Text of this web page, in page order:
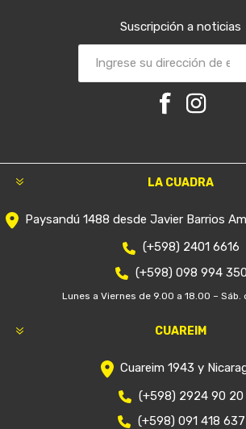
Suscripción a noticias
LA CUADRA
Paysandú 1488 desde Javier Barrios
(+598) 2401 6616
(+598) 098 994 350
Lunes a Viernes de 9.00 a 18.00 – Sáb.
CUAREIM
Cuareim 1943 y
(+598) 2924 90 20
(+598) 091 418 637